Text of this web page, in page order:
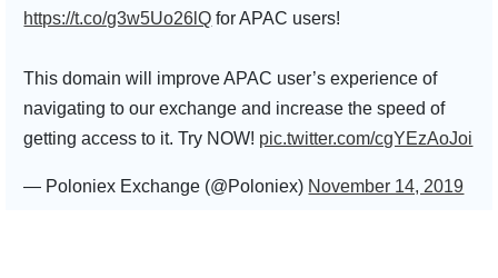
https://t.co/g3w5Uo26lQ for APAC users!
This domain will improve APAC user’s experience of
navigating to our exchange and increase the speed of
getting access to it. Try NOW! pic.twitter.com/cgYEzAoJoi
— Poloniex Exchange (@Poloniex) November 14, 2019